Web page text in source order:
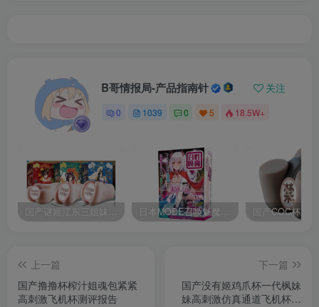
B哥情报局-产品指南针 关注
0 1039 0 5 18.5W+
国产谜姬江东三姐妹国潮飞机杯低中高刺激度全覆盖飞机杯测评报告 日本MODE召唤魅魔飞机杯高刺激榨汁姬名器倒模自慰器使用体验及测评报告
上一篇
国产撸撸杯榨汁姐魂包紧紧
高刺激飞机杯测评报告
下一篇
国产没有姬鸡爪杯一代枫妹
妹高刺激仿真通道飞机杯测